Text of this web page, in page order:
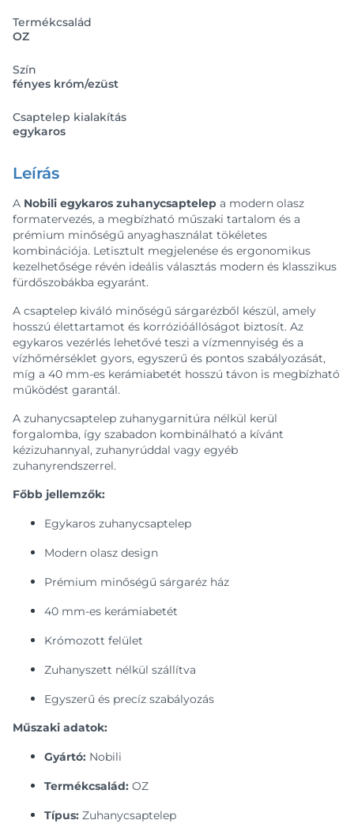
Termékcsalád
OZ
Szín
fényes króm/ezüst
Csaptelep kialakítás
egykaros
Leírás
A Nobili egykaros zuhanycsaptelep a modern olasz
formatervezés, a megbízható műszaki tartalom és a
prémium minőségű anyaghasználat tökéletes
kombinációja. Letisztult megjelenése és ergonomikus
kezelhetősége révén ideális választás modern és klasszikus
fürdőszobákba egyaránt.
A csaptelep kiváló minőségű sárgarézből készül, amely
hosszú élettartamot és korrózióállóságot biztosít. Az
egykaros vezérlés lehetővé teszi a vízmennyiség és a
vízhőmérséklet gyors, egyszerű és pontos szabályozását,
míg a 40 mm-es kerámiabetét hosszú távon is megbízható
működést garantál.
A zuhanycsaptelep zuhanygarnitúra nélkül kerül
forgalomba, így szabadon kombinálható a kívánt
kézizuhannyal, zuhanyrúddal vagy egyéb
zuhanyrendszerrel.
Főbb jellemzők:
Egykaros zuhanycsaptelep
Modern olasz design
Prémium minőségű sárgaréz ház
40 mm-es kerámiabetét
Krómozott felület
Zuhanyszett nélkül szállítva
Egyszerű és precíz szabályozás
Műszaki adatok:
Gyártó: Nobili
Termékcsalád: OZ
Típus: Zuhanycsaptelep